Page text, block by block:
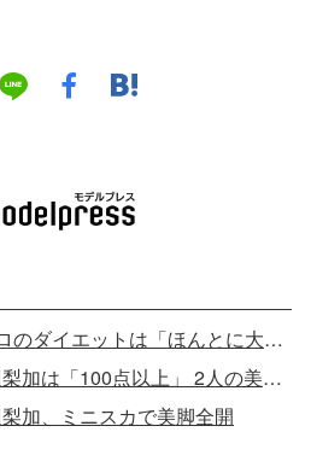
【写真】渡辺梨加、7キロのダイエットは「ほんとに大変でした」
【写真】渡邉理佐、渡辺梨加は「100点以上」 2人の美容事情
加、ミニスカで美脚全開